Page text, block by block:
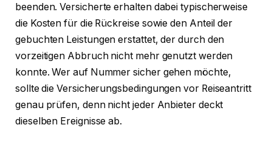
beenden. Versicherte erhalten dabei typischerweise
die Kosten für die Rückreise sowie den Anteil der
gebuchten Leistungen erstattet, der durch den
vorzeitigen Abbruch nicht mehr genutzt werden
konnte. Wer auf Nummer sicher gehen möchte,
sollte die Versicherungsbedingungen vor Reiseantritt
genau prüfen, denn nicht jeder Anbieter deckt
dieselben Ereignisse ab.